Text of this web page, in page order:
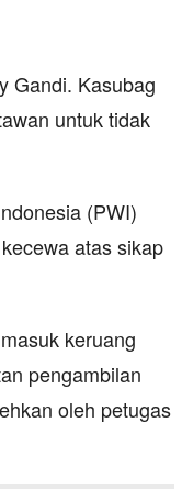
Gandi. Kasubag
untuk tidak
(PWI)
atas sikap
keruang
pengambilan
oleh petugas